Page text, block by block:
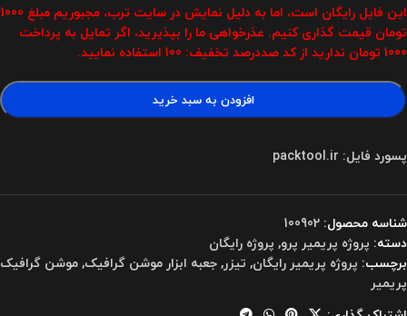
این فایل رایگان است، اما به دلیل نمایش در سایت ترب، مجبوریم مبلغ 1000
تومان قیمت گذاری کنیم. عذرخواهی ما را بپذیرید، اگر تمایل به پرداخت
1000 تومان ندارید از کد صددرصد تخفیف: 100 استفاده نمایید.
افزودن به سبد خرید
پسورد فایل: packtool.ir
شناسه محصول: 100902
دسته: پروژه پریمیر پرو, پروژه رایگان
برچسب: پروژه پریمیر رایگان, تیزر,جعبه ابزار موشن گرافیک,موشن گرافیک
پریمیر